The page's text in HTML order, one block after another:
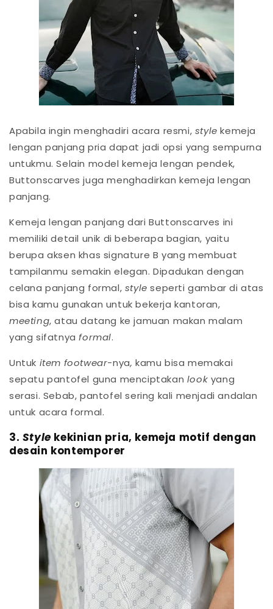
Apabila ingin menghadiri acara resmi, style kemeja
lengan panjang pria dapat jadi opsi yang sempurna
untukmu. Selain model kemeja lengan pendek,
Buttonscarves juga menghadirkan kemeja lengan
panjang.
Kemeja lengan panjang dari Buttonscarves ini
memiliki detail unik di beberapa bagian, yaitu
berupa aksen khas signature B yang membuat
tampilanmu semakin elegan. Dipadukan dengan
celana panjang formal, styleseperti gambar di atas
bisa kamu gunakan untuk bekerja kantoran,
meeting, atau datang ke jamuan makan malam
yang sifatnya formal.
Untuk item footwear-nya,kamu bisa memakai
sepatu pantofel guna menciptakan look yang
serasi. Sebab, pantofel sering kali menjadi andalan
untuk acara formal.
3. Style kekinian pria, kemeja motif dengan
desain kontemporer